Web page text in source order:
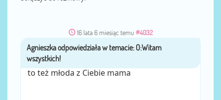
16 lata 6 miesiąc temu #4032
przezAgnieszka
to też młoda z Ciebie mama